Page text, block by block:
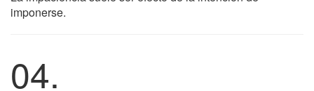
imponerse.
04.